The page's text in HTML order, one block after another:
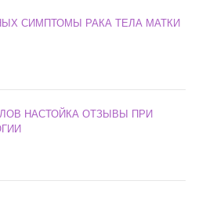
СИМПТОМЫ РАКА ТЕЛА МАТКИ
НАСТОЙКА ОТЗЫВЫ ПРИ